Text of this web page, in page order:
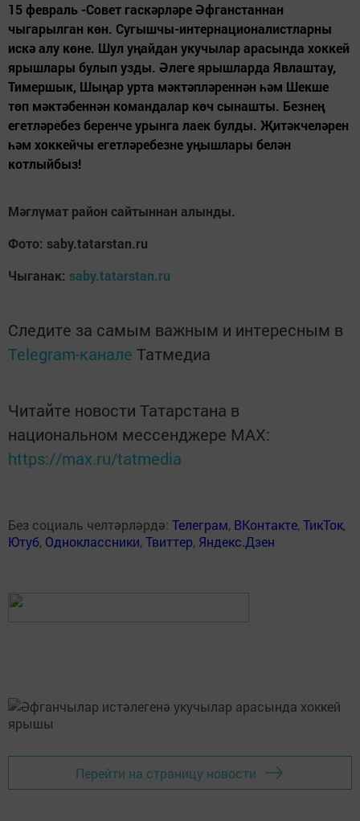
15 февраль -Совет гаскәрләре Әфганстаннан
чыгарылган көн. Сугышчы-интернационалистларны
искә алу көне. Шул уңайдан укучылар арасында хоккей
ярышлары булып узды. Әлеге ярышларда Явлаштау,
Тимершык, Шыңар урта мәктәпләреннән һәм Шекше
төп мәктәбеннән командалар көч сынашты. Безнең
егетләребез беренче урынга лаек булды. Җитәкчеләрен
һәм хоккейчы егетләребезне уңышлары белән
котлыйбыз!
Мәглүмат район сайтыннан алынды.
Фото: saby.tatarstan.ru
Чыганак: saby.tatarstan.ru
Следите за самым важным и интересным в
Telegram-канале Татмедиа
Читайте новости Татарстана в
национальном мессенджере MАХ:
https://max.ru/tatmedia
Без социаль челтәрләрдә: Телеграм, ВКонтакте,ТикТок,
Ютуб, Одноклассники,Твиттер, Яндекс.Дзен
Перейти на страницу новости